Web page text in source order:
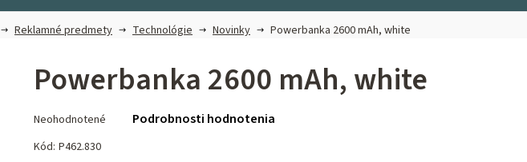
DomovReklamné predmety Technológie Novinky Powerbanka 2600 mAh, white
Powerbanka 2600 mAh, white
hodnotenie
produktu
Neohodnotené Podrobnosti hodnotenia
Kód: P462.830